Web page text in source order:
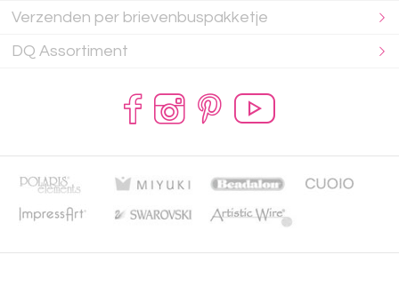
Verzenden per brievenbuspakketje
DQ Assortiment